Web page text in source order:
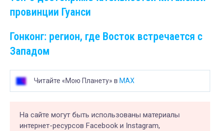
провинции Гуанси
Гонконг: регион, где Восток встречается с
Западом
Читайте «Мою Планету» в MAX
На сайте могут быть использованы материалы
интернет-ресурсов Facebook и Instagram,